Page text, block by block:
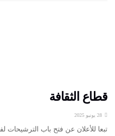
قطاع الثقافة
تبعا للأعلان عن فتح باب الترشيحات